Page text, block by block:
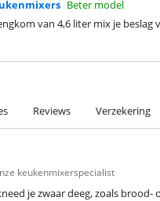
Beter model
van 4,6 liter mix je
Reviews Verzekering
keukenmixerspecialist
je zwaar deeg, zoals brood-